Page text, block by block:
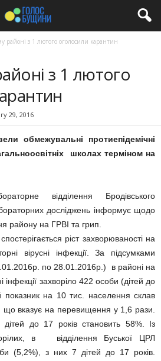
районі з 1 лютого оголосили карантин
з 1 лютого
29, 2016
обмежувальні протиепідемічні
школах терміном на
відділення Бродівського
досліджень інформує щодо
району на ГРВІ та грип.
ріст захворюваності на
вірусні інфекції. За підсумками
по 28.01.2016р.) в районі на
інфекції захворіло 422 особи (дітей до
показник на 10 тис. населення склав
що вказує на перевищення у 1,6 рази.
дітей до 17 років становить 58%. Із
в відділення Буської ЦРЛ
(5,2%), з них 7 дітей до 17 років.